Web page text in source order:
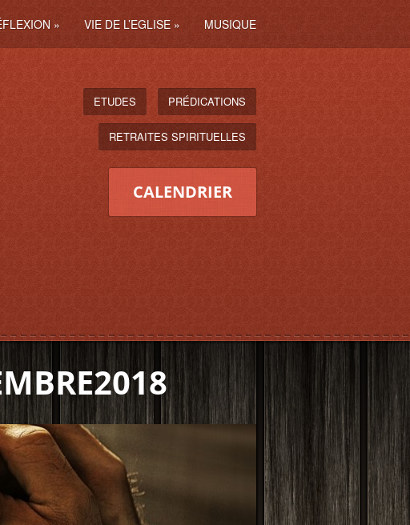
» VIE DE L’EGLISE » MUSIQUE
ETUDES PRÉDICATIONS
RETRAITES SPIRITUELLES
CALENDRIER